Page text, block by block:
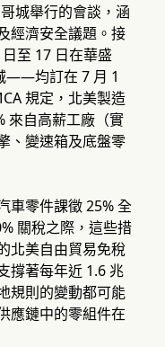
城舉行的會談，涵
經濟安全議題。接
至 17 日在華盛
——均訂在 7 月 1
規定，北美製造
來自高薪工廠（實
、變速箱及底盤零
車零件課徵 25% 全
關稅之際，這些措
北美自由貿易免稅
撐著每年近 1.6 兆
規則的變動都可能
鏈中的零組件在